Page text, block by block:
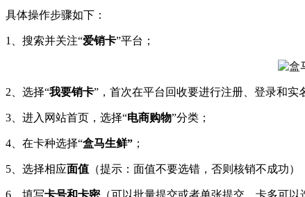
具体操作步骤如下：
1、搜索并关注“爱销卡”平台；
2、选择“我要销卡”，首次在平台回收要进行注册、登录和实
3、进入网站首页，选择“电商购物”分类；
4、在卡种选择“盒马生鲜” ；
5、选择相应面值 （提示：面值不要选错，否则核销不成功）